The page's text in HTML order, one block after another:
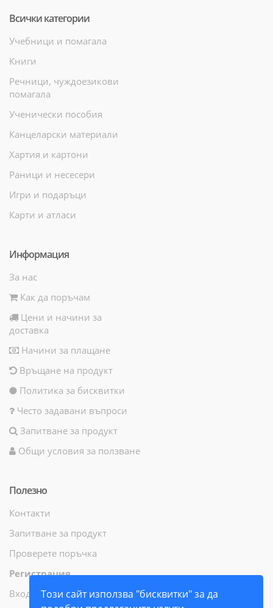
Този сайт използва "бисквитки" за да
Всички категории
Учебници и помагала
Книги
Речници, чуждоезикови
помагала
Ученически пособия
Канцеларски материали
Хартия и картони
Раници и несесери
Игри и подаръци
Карти и атласи
Информация
За нас
Как да поръчам
Цени и начини за
доставка
Начини за плащане
Връщане на продукт
Политика за бисквитки
Често задавани въпроси
Запитване за продукт
Общи условия за ползване
Полезно
Контакти
Запитване за продукт
Проверете поръчка
Регистрация
Вход